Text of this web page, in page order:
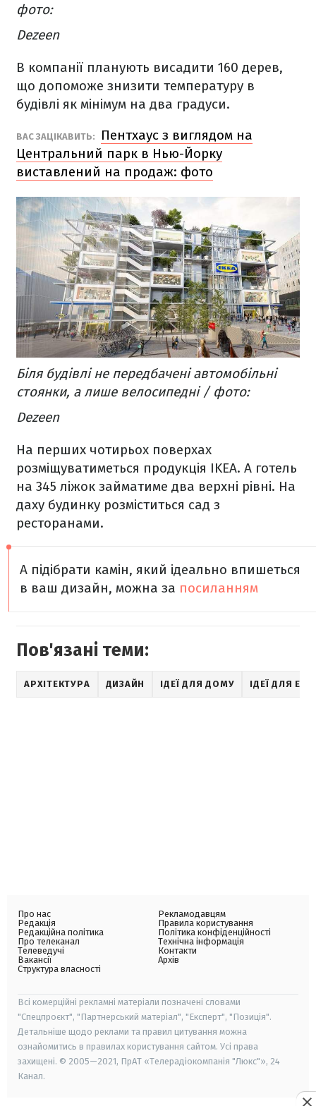
фото:
Dezeen
В компанії планують висадити 160 дерев,
що допоможе знизити температуру в
будівлі як мінімум на два градуси.
ВАС ЗАЦІКАВИТЬ:
Пентхаус з виглядом на
Центральний парк в Нью-Йорку
виставлений на продаж: фото
Біля будівлі не передбачені автомобільні
стоянки, а лише велосипедні / фото:
Dezeen
На перших чотирьох поверхах
розміщуватиметься продукція IKEA. А готель
на 345 ліжок займатиме два верхні рівні. На
даху будинку розміститься сад з
ресторанами.
А підібрати камін, який ідеально впишеться
в ваш дизайн, можна за посиланням
Пов'язані теми:
АРХІТЕКТУРА ДИЗАЙН ІДЕЇ ДЛЯ ДОМУ ІДЕЇ ДЛЯ
Про нас
Редакція
Редакційна політика
Про телеканал
Телеведучі
Вакансії
Структура власності
Рекламодавцям
Правила користування
Політика конфіденційності
Технічна інформація
Контакти
Архів
Всі комерційні рекламні матеріали позначені словами
"Спецпроєкт", "Партнерський матеріал", "Експерт", "Позиція".
Детальніше щодо реклами та правил цитування можна
ознайомитись в правилах користування сайтом. Усі права
захищені. © 2005—2021, ПрАТ «Телерадіокомпанія "Люкс"», 24
Канал.